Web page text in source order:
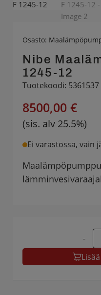
Osasto:
Nibe
1245-12
Tuotekoodi: 5361537
8500,00 €
(sis. alv 25.5%)
Ei varastossa, vain
-